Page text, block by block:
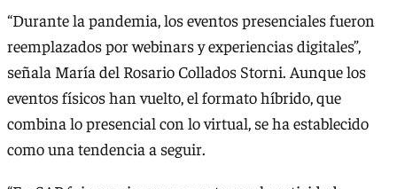
“Durante la pandemia, los eventos presenciales fueron
reemplazados por webinars y experiencias digitales”,
señala María del Rosario Collados Storni. Aunque los
eventos físicos han vuelto, el formato híbrido, que
combina lo presencial con lo virtual, se ha establecido
como una tendencia a seguir.